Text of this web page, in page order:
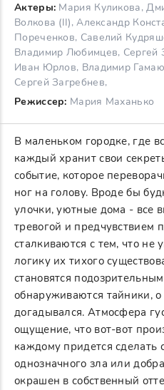
Актеры: Мария Куликова,
Волкова (II), Александр
Пореченков, Савелий
Владимир Любимцев, Сергей
Иван Юрлов, Владимир
Сергей Загребнев,
Режиссер: Мария Маханько
В маленьком городке, где
каждый хранит свои
событие, которое
ног на голову. Вроде бы
улочки, уютные дома - все
тревогой и предчувствием
сталкиваются с тем, что не
логику их тихого
становятся
обнаруживаются тайники,
догадывался. Атмосфера
ощущение, что вот-вот
каждому придется сделать
однозначного зла или
окрашен в собственный